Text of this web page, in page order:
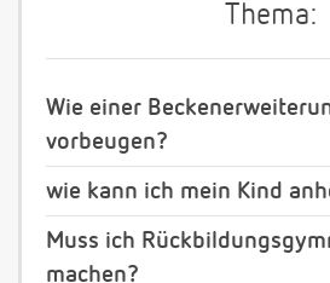
Thema:
Wie einer
vorbeugen?
wie kann ich mein Kind
Muss ich
machen?